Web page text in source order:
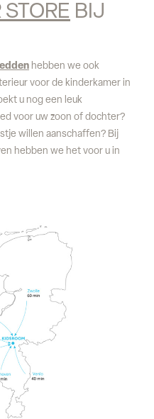
BIJ
hebben we ook
voor de kinderkamer in
u nog een leuk
voor uw zoon of dochter?
willen aanschaffen? Bij
hebben we het voor u in